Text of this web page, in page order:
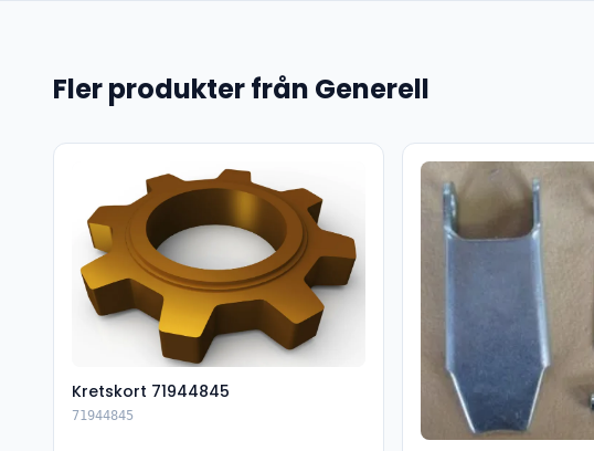
Fler produkter från Generell
Kretskort 71944845
71944845